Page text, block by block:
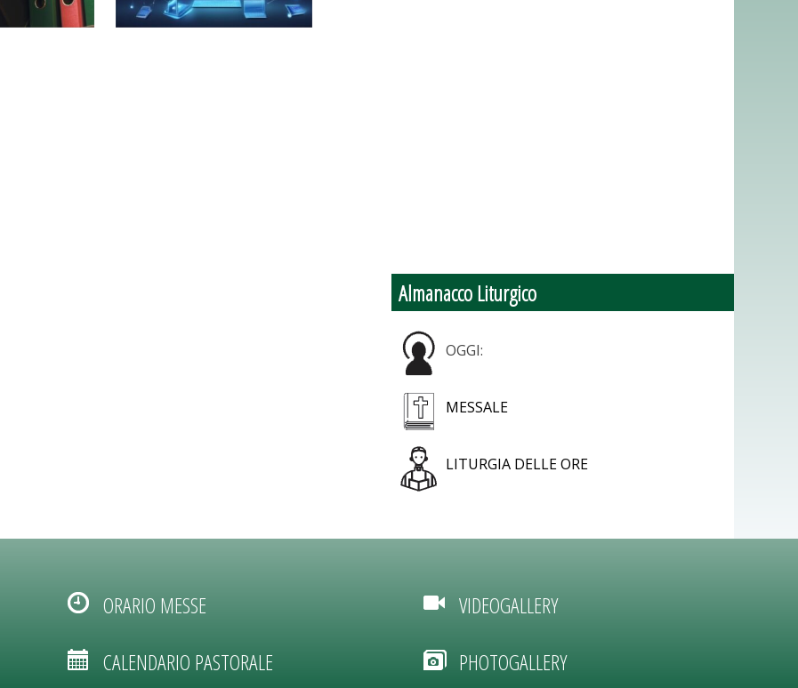
Almanacco Liturgico
OGGI:
MESSALE
LITURGIA DELLE ORE
ORARIO MESSE
CALENDARIO PASTORALE
VIDEOGALLERY
PHOTOGALLERY